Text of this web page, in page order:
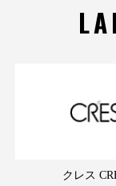
クレス